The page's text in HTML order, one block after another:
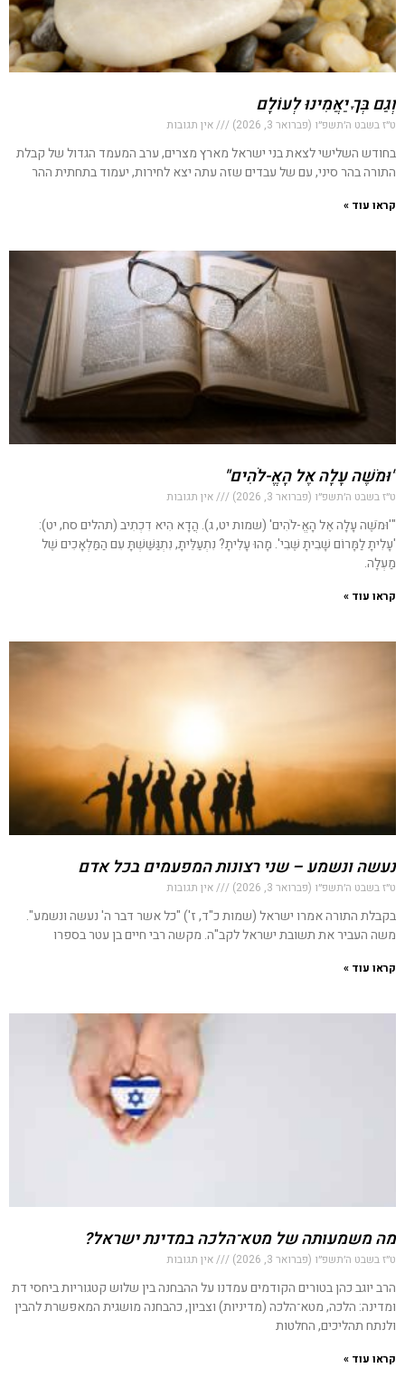
וְגַם בְּךָ יַאֲמִינוּ לְעוֹלָם
ט״ז בשבט ה׳תשפ״ו (פברואר 3, 2026) אין תגובות
בחודש השלישי לצאת בני ישראל מארץ מצרים, ערב המעמד הגדול של קבלת
התורה בהר סיני, עם של עבדים שזה עתה יצא לחירות, יעמוד בתחתית ההר
קראו עוד »
"וּמֹשֶׁה עָלָה אֶל הָאֱ-לֹהִים"
ט״ז בשבט ה׳תשפ״ו (פברואר 3, 2026) אין תגובות
"'וּמֹשֶׁה עָלָה אֶל הָאֱ-לֹהִים' (שמות יט, ג). הֲדָא הִיא דִכְתִיב (תהלים סח, יט):
'עָלִיתָ לַמָּרוֹם שָׁבִיתָ שֶּׁבִי'. מָהוּ עָלִיתָ? נִתְעַלֵּיתָ, נִתְגַּשַּׁשְׁתָּ עִם הַמַּלְאָכִים שֶׁל
מַעְלָה.
קראו עוד »
נעשה ונשמע – שני רצונות המפעמים בכל אדם
ט״ז בשבט ה׳תשפ״ו (פברואר 3, 2026) אין תגובות
בקבלת התורה אמרו ישראל (שמות כ"ד, ז') "כל אשר דבר ה' נעשה ונשמע".
משה העביר את תשובת ישראל לקב"ה. מקשה רבי חיים בן עטר בספרו
קראו עוד »
מה משמעותה של מטא־הלכה במדינת ישראל?
ט״ז בשבט ה׳תשפ״ו (פברואר 3, 2026) אין תגובות
הרב יוגב כהן בטורים הקודמים עמדנו על ההבחנה בין שלוש קטגוריות ביחסי דת
ומדינה: הלכה, מטא־הלכה (מדיניות) וצביון, כהבחנה מושגית המאפשרת להבין
ולנתח תהליכים, החלטות
קראו עוד »